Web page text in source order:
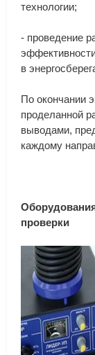
технологии;
- проведение
в
По окончании
проделанной
выводами,
каждому
проверки